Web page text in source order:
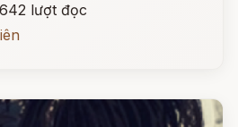
lượt đọc